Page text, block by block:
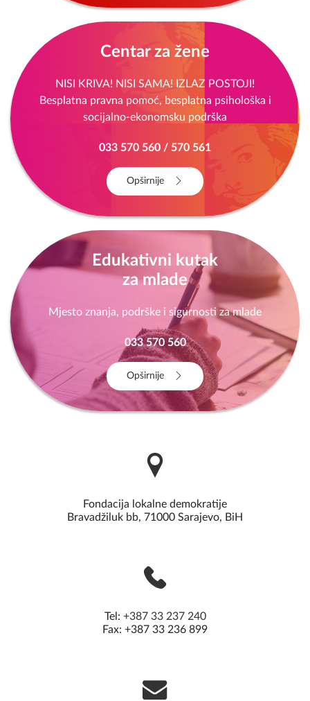
Centar za žene
NISI KRIVA! NISI SAMA! IZLAZ POSTOJI!
Besplatna pravna pomoć, besplatna psihološka i
socijalno-ekonomsku podrška
033 570 560 / 570 561
Opširnije
Edukativni kutak
za mlade
Mjesto znanja, podrške i sigurnosti za mlade
033 570 560
Opširnije
Fondacija lokalne demokratije
Bravadžiluk bb, 71000 Sarajevo, BiH
Tel: +387 33 237 240
Fax: +387 33 236 899